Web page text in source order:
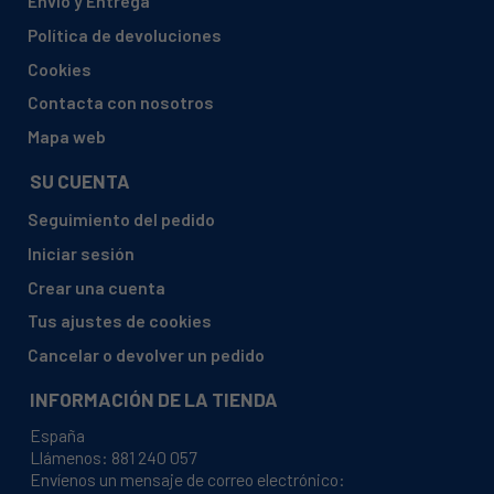
ANSONIC, SAC137
ARCELIK, 1000 KMP HA
ARCELIK, 1000 KMX
ARCELIK, 1000 KMX S
ARCELIK, 2781KT
ARCELIK, 2781KTS
Política de devoluciones
Cookies
Contacta con nosotros
Mapa web
SU CUENTA
Seguimiento del pedido
Iniciar sesión
Crear una cuenta
Tus ajustes de cookies
Cancelar o devolver un pedido
INFORMACIÓN DE LA TIENDA
España
Llámenos: 881 240 057
Envíenos un mensaje de correo electrónico: